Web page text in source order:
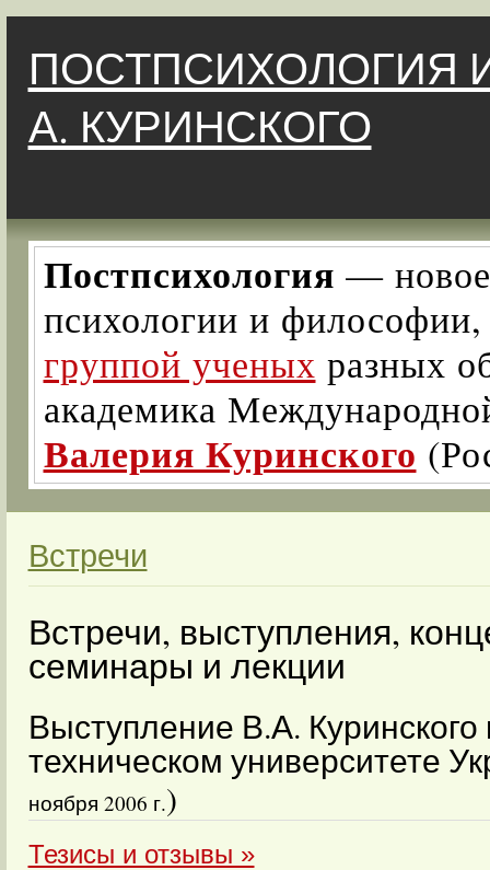
ПОСТПСИХОЛОГИЯ
А. КУРИНСКОГО
Постпсихология — новое
психологии и
группой ученых разных
академика
Валерия Куринского
Встречи
Встречи, выступления,
семинары и лекции
Выступление В.А.
техническом университете
ноября 2006 г.)
Тезисы и отзывы »